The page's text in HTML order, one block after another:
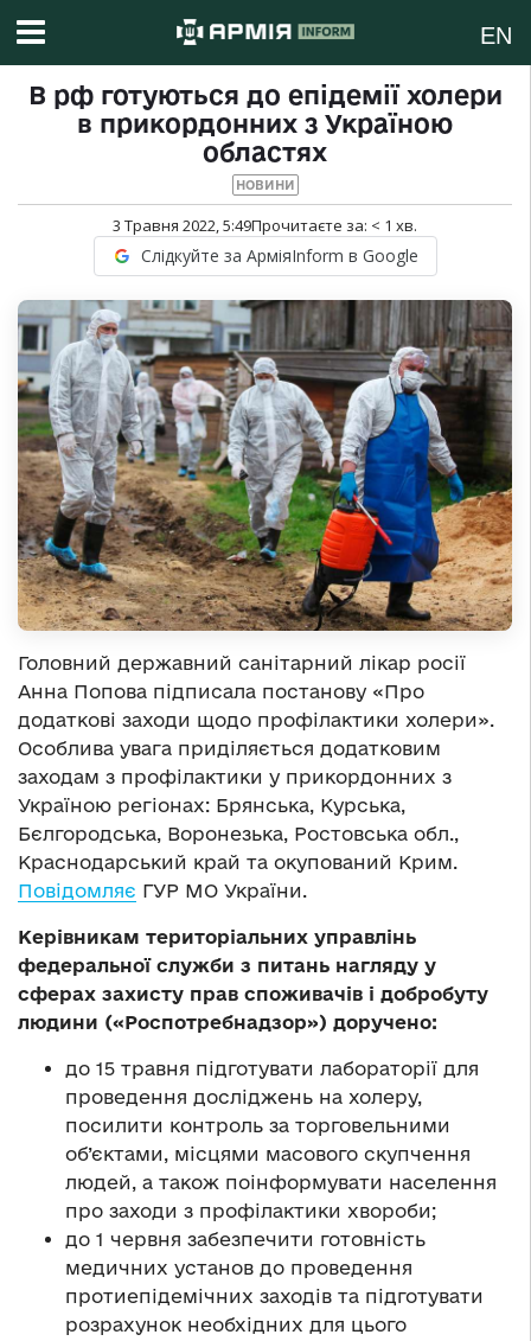
EN
В рф готуються до епідемії холери
в прикордонних з Україною
областях
НОВИНИ
3 Травня 2022, 5:49Прочитаєте за: < 1 хв.
Слідкуйте за АрміяInform в Google
Головний державний санітарний лікар росії
Анна Попова підписала постанову «Про
додаткові заходи щодо профілактики холери».
Особлива увага приділяється додатковим
заходам з профілактики у прикордонних з
Україною регіонах: Брянська, Курська,
Бєлгородська, Воронезька, Ростовська обл.,
Краснодарський край та окупований Крим.
Повідомляє ГУР МО України.
Керівникам територіальних управлінь
федеральної служби з питань нагляду у
сферах захисту прав споживачів і добробуту
людини («Роспотребнадзор») доручено:
до 15 травня підготувати лабораторії для
проведення досліджень на холеру,
посилити контроль за торговельними
об’єктами, місцями масового скупчення
людей, а також поінформувати населення
про заходи з профілактики хвороби;
до 1 червня забезпечити готовність
медичних установ до проведення
протиепідемічних заходів та підготувати
розрахунок необхідних для цього